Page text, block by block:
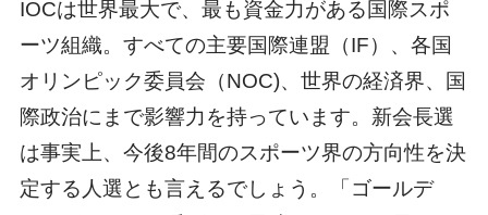
IOCは世界最大で、最も資金力がある国際スポ
ーツ組織。すべての主要国際連盟（IF）、各国
オリンピック委員会（NOC)、世界の経済界、国
際政治にまで影響力を持っています。新会長選
は事実上、今後8年間のスポーツ界の方向性を決
定する人選とも言えるでしょう。「ゴールデ